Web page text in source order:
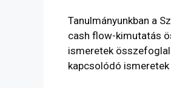
Tanulmányunkban a
cash flow-kimutatás
ismeretek
kapcsolódó